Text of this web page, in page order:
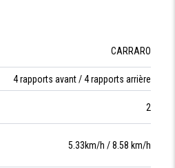
CARRARO
4 rapports avant / 4 rapports arrière
2
5.33km/h / 8.58 km/h